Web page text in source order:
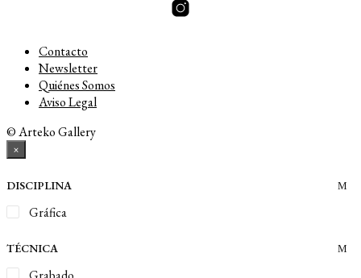
Contacto
Newsletter
Quiénes Somos
Aviso Legal
© Arteko Gallery
×
DISCIPLINA
Gráfica
TÉCNICA